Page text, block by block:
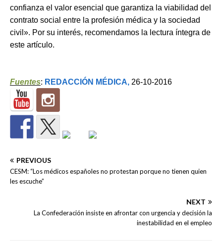
confianza el valor esencial que garantiza la viabilidad del
contrato social entre la profesión médica y la sociedad
civil». Por su interés, recomendamos la lectura íntegra de
este artículo.
Fuentes: REDACCIÓN MÉDICA, 26-10-2016
PREVIOUS
CESM: “Los médicos españoles no protestan porque no tienen quien
les escuche”
NEXT
La Confederación insiste en afrontar con urgencia y decisión la
inestabilidad en el empleo